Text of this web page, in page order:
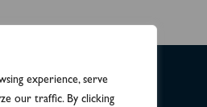
experience, serve
our traffic. By clicking